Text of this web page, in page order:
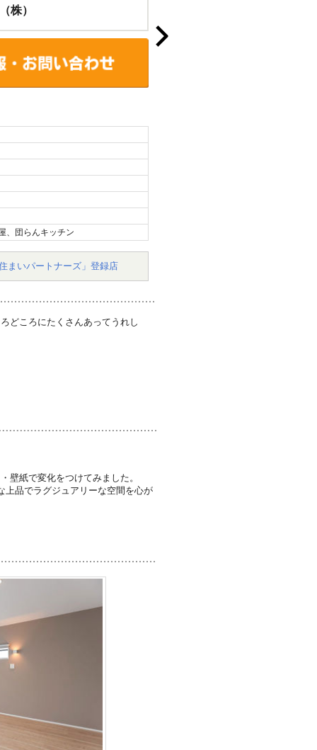
株）
、団らんキッチン
まいパートナーズ」登録店
どころにたくさんあってうれし
壁紙で変化をつけてみました。
上品でラグジュアリーな空間を心が